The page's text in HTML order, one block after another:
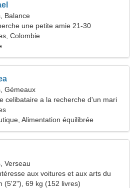
Balance
une petite amie 21-30
Colombie
Gémeaux
celibataire a la recherche d'un mari
Alimentation équilibrée
Verseau
aux voitures et aux arts du
(5'2"), 69 kg (152 livres)